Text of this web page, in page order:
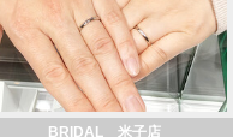
BRIDAL 米子店